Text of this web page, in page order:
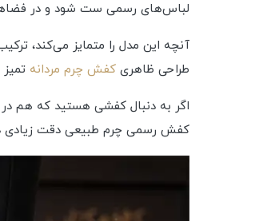
لباس‌های رسمی ست شود و در
آنچه این مدل را متمایز می‌کند،
طراحی ظاهری کفش چرم مردانه
کفش رسمی چرم طبیعی دقت زیادی